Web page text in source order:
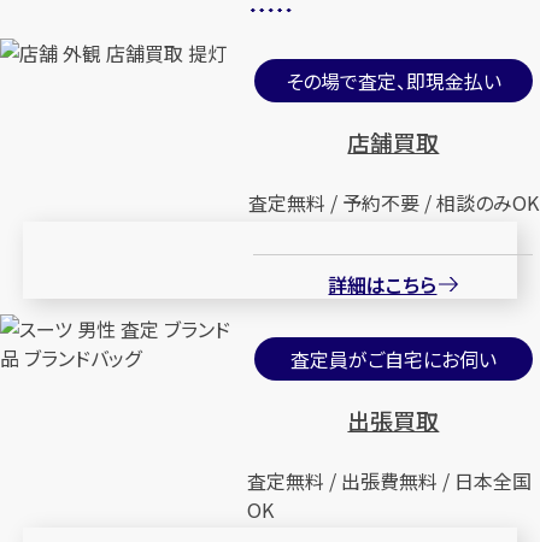
その場で査定、即現金払い
店舗買取
査定無料 / 予約不要 / 相談のみOK
詳細はこちら
査定員がご自宅にお伺い
出張買取
査定無料 / 出張費無料 / 日本全国
OK